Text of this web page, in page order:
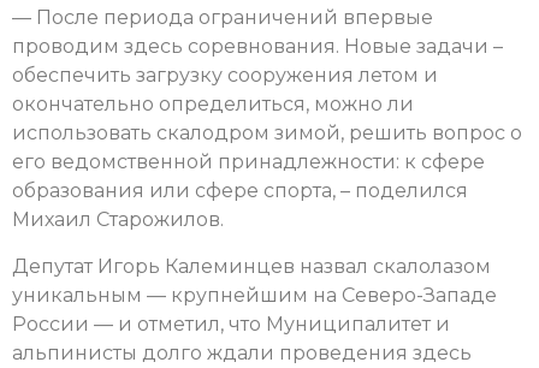
— После периода ограничений впервые
проводим здесь соревнования. Новые задачи –
обеспечить загрузку сооружения летом и
окончательно определиться, можно ли
использовать скалодром зимой, решить вопрос о
его ведомственной принадлежности: к сфере
образования или сфере спорта, – поделился
Михаил Старожилов.
Депутат Игорь Калеминцев назвал скалолазом
уникальным — крупнейшим на Северо-Западе
России — и отметил, что Муниципалитет и
альпинисты долго ждали проведения здесь